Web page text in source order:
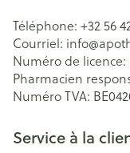
Téléphone: +32 56
Courriel: info@
Numéro de licence:
Pharmacien
Numéro TVA:
Service à la